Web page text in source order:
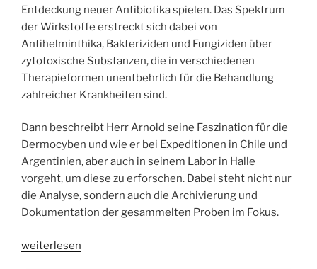
Entdeckung neuer Antibiotika spielen. Das Spektrum
der Wirkstoffe erstreckt sich dabei von
Antihelminthika, Bakteriziden und Fungiziden über
zytotoxische Substanzen, die in verschiedenen
Therapieformen unentbehrlich für die Behandlung
zahlreicher Krankheiten sind.
Dann beschreibt Herr Arnold seine Faszination für die
Dermocyben und wie er bei Expeditionen in Chile und
Argentinien, aber auch in seinem Labor in Halle
vorgeht, um diese zu erforschen. Dabei steht nicht nur
die Analyse, sondern auch die Archivierung und
Dokumentation der gesammelten Proben im Fokus.
„WSR070
weiterlesen